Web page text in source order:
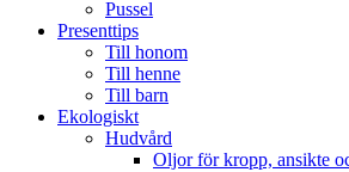
Pussel
Presenttips
Till honom
Till henne
Till barn
Ekologiskt
Hudvård
Oljor för kropp, ansikte